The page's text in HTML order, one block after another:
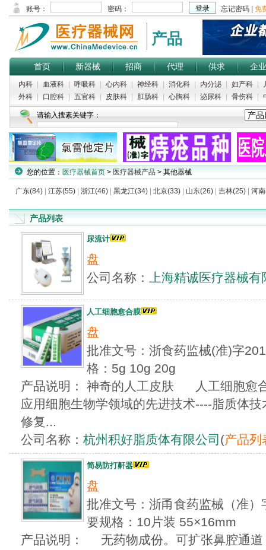
产品
首页 新器械 招商 代理 供求 企业
内科 血液科 呼吸科 心内科 神经科 消化科 内分泌 妇产科
外科
口腔科 五官科 皮肤科 肛肠科 心胸科 泌尿科 骨伤科
请输入搜素关键字：
您的位置： 医疗器械首页 > 医疗器械产品 > 其他器械
广东(84) 江苏(55) 浙江(46) 黑龙江(34) 北京(33) 山东(26) 吉林(25) 河
产品列表
尿流计
盘
公司名称： 上海精诚医疗器械有
人工细胞愈合膜
盘
批准文号：浙食药监械(准)字
格：5g 10g 20g
产品说明： 神奇的人工皮肤 人工细胞愈
应用细胞生物学领域的先进技术----脂质体
修复...
公司名称： 杭州积好脂质体有限公司 (产品列
简易防打鼾器
盘
批准文号：浙甬食药监械（
要规格：10片装 55×16mm
产品说明： 无药物成份。可扩张鼻腔通道